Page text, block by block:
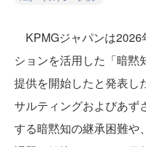
KPMGジャパンは2026
ションを活用した「暗
提供を開始したと発表し
サルティングおよびあず
する暗黙知の継承困難や